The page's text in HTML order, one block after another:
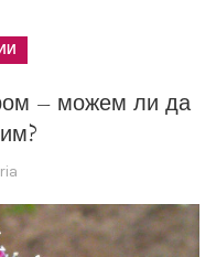
– можем ли да